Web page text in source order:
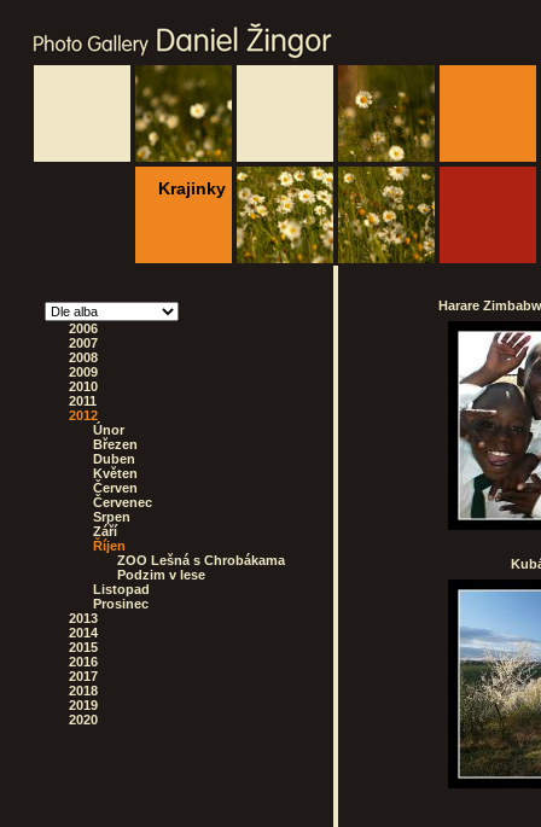
Krajinky
2006
2007
2008
2009
2010
2011
2012
Únor
Březen
Duben
Květen
Červen
Červenec
Srpen
Září
Říjen
ZOO Lešná s Chrobákama
Podzim v lese
Listopad
Prosinec
2013
2014
2015
2016
2017
2018
2019
2020
Harare